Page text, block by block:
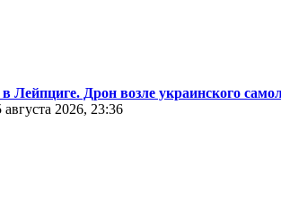
Лейпциге. Дрон возле украинского
2026, 23:36